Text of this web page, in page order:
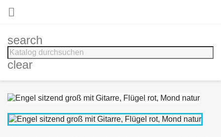

search
clear